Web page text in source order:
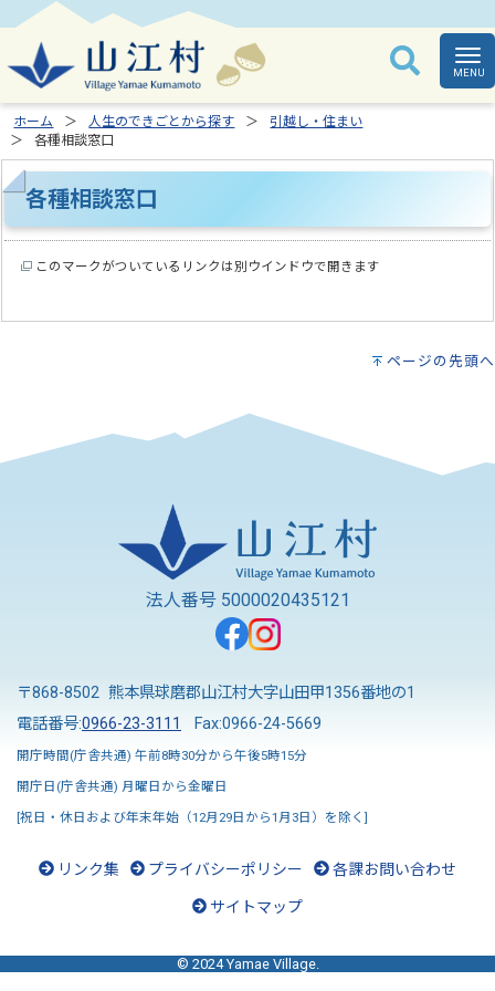
ホーム 人生のできごとから探す
引越し・住まい
各種相談窓口
各種相談窓口
このマークがついているリンクは別ウインドウで開きます
ページの先頭へ
法人番号 5000020435121
〒868-8502 熊本県球磨郡山江村大字山田甲1356番地の1
電話番号:0966-23-3111 Fax:0966-24-5669
開庁時間(庁舎共通) 午前8時30分から午後5時15分
開庁日(庁舎共通) 月曜日から金曜日
[祝日・休日および年末年始（12月29日から1月3日）を除く]
リンク集 プライバシーポリシー 各課お問い合わせ
サイトマップ
© 2024 Yamae Village.